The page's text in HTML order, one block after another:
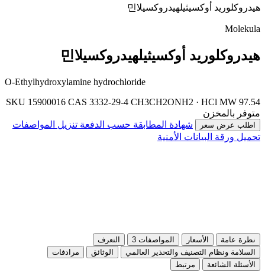
هيدروكلوريد أوكسيثيلهيدروكسيلا민
Molekula
هيدروكلوريد أوكسيثيلهيدروكسيلا민
O-Ethylhydroxylamine hydrochloride
SKU 15900016 CAS 3332-29-4 CH3CH2ONH2 · HCl MW 97.54
متوفر بالمخزن
اطلب عرض سعر شهادة المطابقة حسب الدفعة تنزيل المواصفات
تحميل ورقة البيانات الأمنية
نظرة عامة الأسعار المواصفات 3
التعرف
السلامة ونظام التصنيف والتحذير العالمي
الوثائق
مرادفات
الأسئلة الشائعة
مرتبط